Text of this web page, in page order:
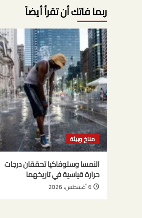
ربما فاتك أن تقرأ أيضاً
مناخ وبيئة
النمسا وسلوفاكيا تحققان درجات
حرارة قياسية في تاريخهما
6 أغسطس، 2026